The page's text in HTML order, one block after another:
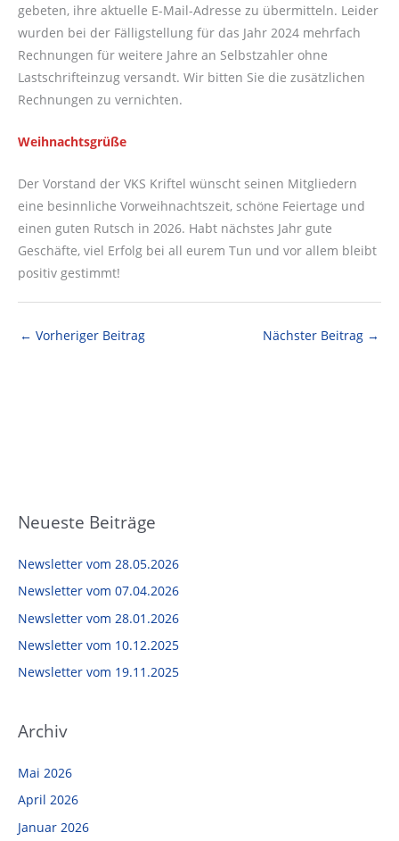
gebeten, ihre aktuelle E-Mail-Adresse zu übermitteln. Leider
wurden bei der Fälligstellung für das Jahr 2024 mehrfach
Rechnungen für weitere Jahre an Selbstzahler ohne
Lastschrifteinzug versandt. Wir bitten Sie die zusätzlichen
Rechnungen zu vernichten.
Weihnachtsgrüße
Der Vorstand der VKS Kriftel wünscht seinen Mitgliedern
eine besinnliche Vorweihnachtszeit, schöne Feiertage und
einen guten Rutsch in 2026. Habt nächstes Jahr gute
Geschäfte, viel Erfolg bei all eurem Tun und vor allem bleibt
positiv gestimmt!
← Vorheriger Beitrag Nächster Beitrag →
Neueste Beiträge
Newsletter vom 28.05.2026
Newsletter vom 07.04.2026
Newsletter vom 28.01.2026
Newsletter vom 10.12.2025
Newsletter vom 19.11.2025
Archiv
Mai 2026
April 2026
Januar 2026